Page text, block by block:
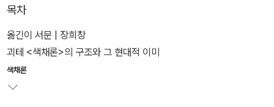
괴테는 첫 번째 이탈리아 여행을 통해 색채 현상에 대해 체계적으로
연구하겠다고 결심한다. 그는 뉴턴과 달리 색채 현상을 밝음과 어둠
의 양극적 대립현상으로 본다. 괴테는 그의 색채론을 통해 데카르트
와 갈릴레이, 뉴턴에 이르는 기계론적이고 환원주의적인 사고방식이
초래할 위험성을 경고한 것이다. 이 책에 소개된 갖가지 이론과 사유
목차
옮긴이 서문 | 장희창
괴테 <색채론>의 구조와 그 현대적 이미
색채론